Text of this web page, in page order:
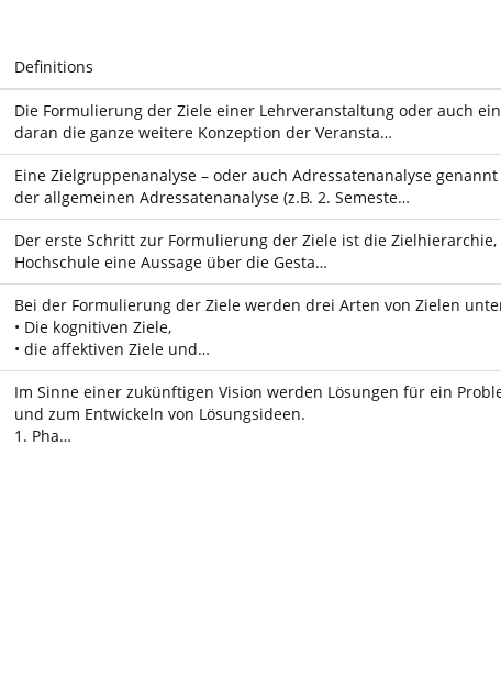
Definitions
Die Formulierung der Ziele einer Lehrveranstaltung oder auch
daran die ganze weitere Konzeption der Veransta…
Eine Zielgruppenanalyse – oder auch Adressatenanalyse
der allgemeinen Adressatenanalyse (z.B. 2. Semeste…
Der erste Schritt zur Formulierung der Ziele ist die
Hochschule eine Aussage über die Gesta…
Bei der Formulierung der Ziele werden drei Arten von Zielen
• Die kognitiven Ziele,
• die affektiven Ziele und…
Im Sinne einer zukünftigen Vision werden Lösungen für ein
und zum Entwickeln von Lösungsideen.
1. Pha…